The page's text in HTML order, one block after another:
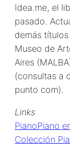
Idea.me, el
pasado.
demás
Museo de
Aires
(consultas a
punto com).
Links
PianoPiano
Colección